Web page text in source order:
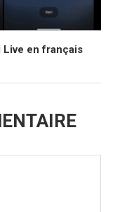
Live en français